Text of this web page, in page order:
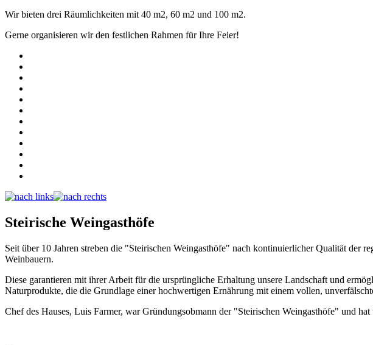
Wir bieten drei Räumlichkeiten mit 40 m2, 60 m2 und 100 m2.
Gerne organisieren wir den festlichen Rahmen für Ihre Feier!
Steirische Weingasthöfe
Seit über 10 Jahren streben die "Steirischen Weingasthöfe" nach kontinuierlicher Qualität
Weinbauern.
Diese garantieren mit ihrer Arbeit für die ursprüngliche Erhaltung unsere Landschaft und
Naturprodukte, die die Grundlage einer hochwertigen Ernährung mit einem vollen,
Chef des Hauses, Luis Farmer, war Gründungsobmann der "Steirischen Weingasthöfe" und